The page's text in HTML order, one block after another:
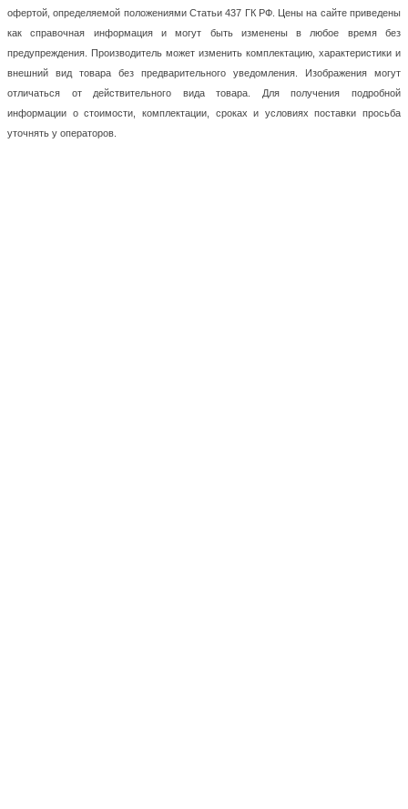
офертой, определяемой положениями Статьи 437 ГК РФ. Цены на сайте приведены
как справочная информация и могут быть изменены в любое время без
предупреждения. Производитель может изменить комплектацию, характеристики и
внешний вид товара без предварительного уведомления. Изображения могут
отличаться от действительного вида товара. Для получения подробной
информации о стоимости, комплектации, сроках и условиях поставки просьба
уточнять у операторов.